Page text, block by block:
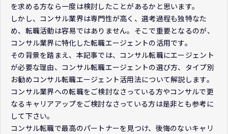
を求める方なら一度は検討したことがあるかと思います。
しかし、コンサル業界は専門性が高く、選考過程も独特なた
め、転職活動は容易ではありません。そこで重要となるのが、
コンサル業界に特化した転職エージェントの活用です。
その背景を踏まえ、本記事では、コンサル転職にエージェント
が必要な理由、コンサル転職エージェントの選び方、タイプ別
お勧めコンサル転職エージェント活用法について解説します。
コンサル業界への転職をご検討なさっている方やコンサルで更
なるキャリアアップをご検討なさっている方は是非とも参考に
して下さい。
コンサル転職で最高のパートナーを見つけ、後悔のないキャリ